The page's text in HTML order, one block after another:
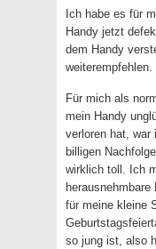
Ich habe es für
Handy jetzt
dem Handy
weiterempfehlen.
Für mich als
mein Handy
verloren hat, war
billigen
wirklich toll. Ich
für meine kleine
so jung ist, also